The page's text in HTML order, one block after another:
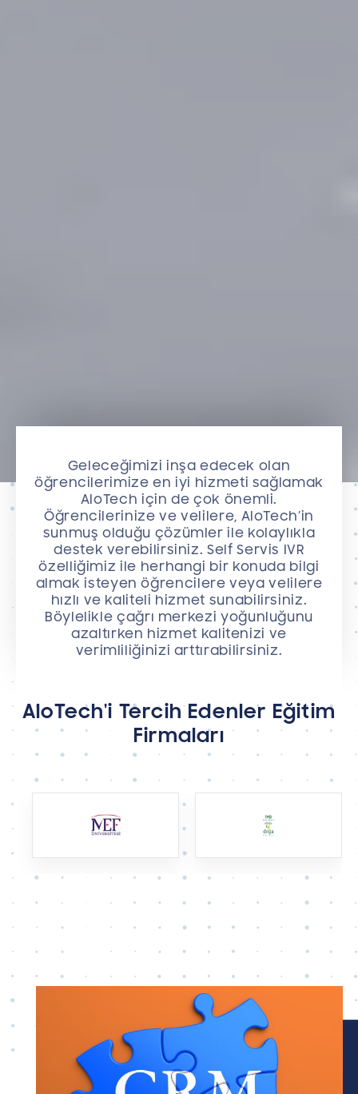
Geleceğimizi inşa edecek olan
öğrencilerimize en iyi hizmeti sağlamak
AloTech için de çok önemli.
Öğrencilerinize ve velilere, AloTech’in
sunmuş olduğu çözümler ile kolaylıkla
destek verebilirsiniz. Self Servis IVR
özelliğimiz ile herhangi bir konuda bilgi
almak isteyen öğrencilere veya velilere
hızlı ve kaliteli hizmet sunabilirsiniz.
Böylelikle çağrı merkezi yoğunluğunu
azaltırken hizmet kalitenizi ve
verimliliğinizi arttırabilirsiniz.
AloTech'i Tercih Edenler Eğitim
Firmaları